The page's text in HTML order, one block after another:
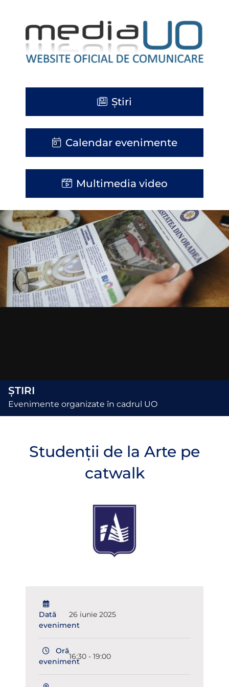
Știri
Calendar evenimente
Multimedia video
ȘTIRI
Evenimente organizate în cadrul UO
Studenții de la Arte pe
catwalk
Dată
eveniment
26 iunie 2025
Oră
eveniment
16:30 - 19:00